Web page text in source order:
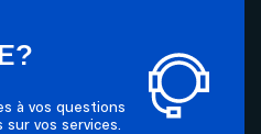
à vos questions
vos services.